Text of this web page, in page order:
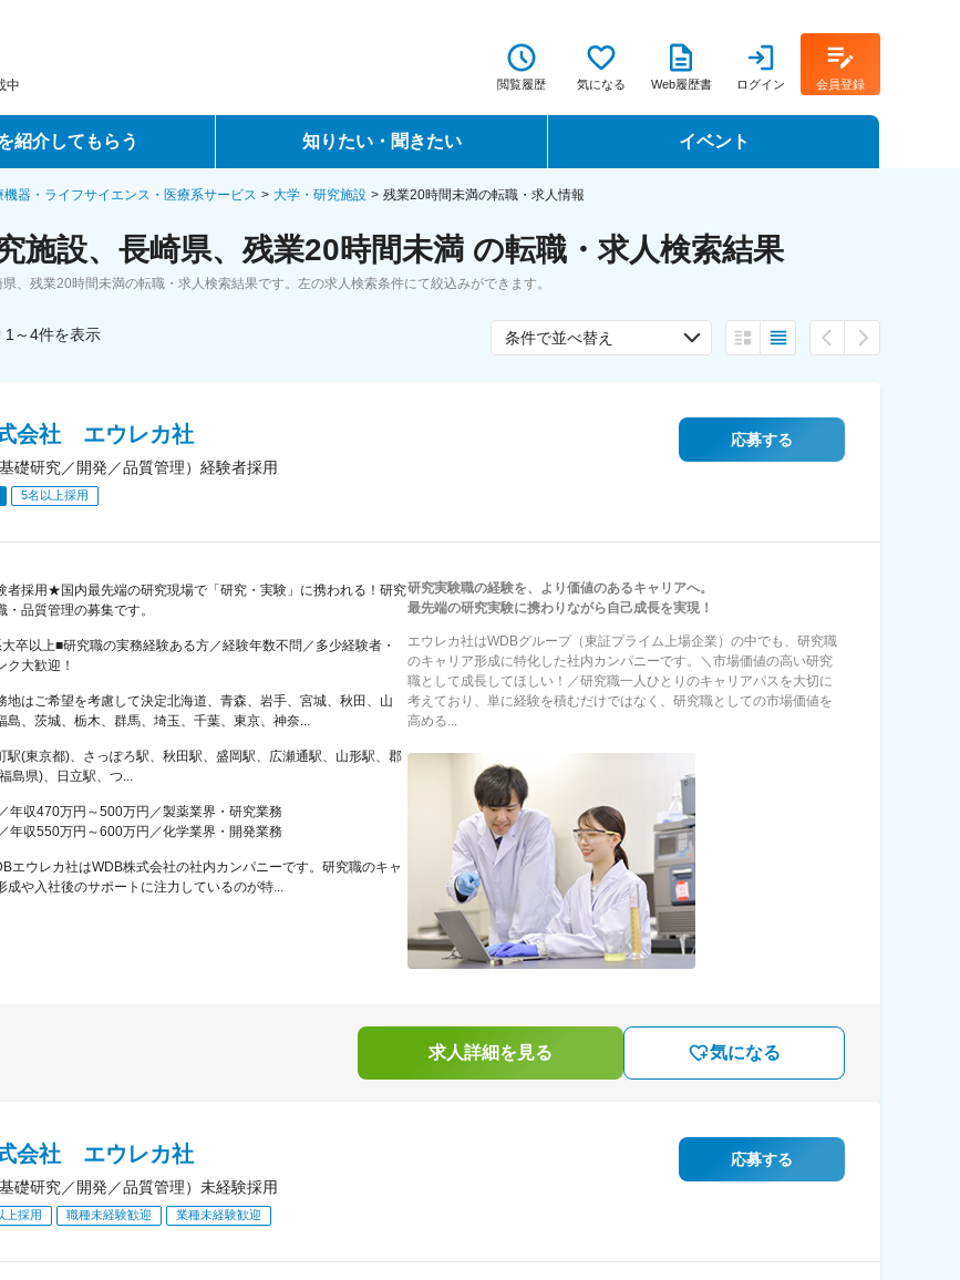
中 閲覧履歴 気になる Web履歴書 ログイン 会員登録
紹介してもらう
ービス
ス
知りたい・聞きたい
転職ノウハウ
データで見る転職
イベント
転職イベント・転職セミナー
転職フェア
機器・ライフサイエンス・医療系サービス 大学・研究施設 残業20時間未満の転職・求人情報
施設、長崎県、残業20時間未満 の転職・求人検索結果
、残業20時間未満の転職・求人検索結果です。左の求人検索条件にて絞込みができます。
1～4件を表示 条件で並べ替え
会社 エウレカ社
礎研究／開発／品質管理）経験者採用
5名以上採用
応募する
者採用★国内最先端の研究現場で「研究・実験」に携われる！研究
・品質管理の募集です。
卒以上■研究職の実務経験ある方／経験年数不問／多少経験者・
ク大歓迎！
はご希望を考慮して決定北海道、青森、岩手、宮城、秋田、山
島、茨城、栃木、群馬、埼玉、千葉、東京、神奈...
駅(東京都)、さっぽろ駅、秋田駅、盛岡駅、広瀬通駅、山形駅、郡
島県)、日立駅、つ...
年収470万円～500万円／製薬業界・研究業務
年収550万円～600万円／化学業界・開発業務
エウレカ社はWDB株式会社の社内カンパニーです。研究職のキャ
成や入社後のサポートに注力しているのが特...
研究実験職の経験を、より価値のあるキャリアへ。
最先端の研究実験に携わりながら自己成長を実現！
エウレカ社はWDBグループ（東証プライム上場企業）の中でも、研究職
のキャリア形成に特化した社内カンパニーです。＼市場価値の高い研究
職として成長してほしい！／研究職一人ひとりのキャリアパスを大切に
考えており、単に経験を積むだけではなく、研究職としての市場価値を
高める...
求人詳細を見る 気になる
会社 エウレカ社
礎研究／開発／品質管理）未経験採用
上採用 職種未経験歓迎 業種未経験歓迎
応募する